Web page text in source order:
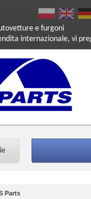
e furgoni
internazionale, vi
Parts